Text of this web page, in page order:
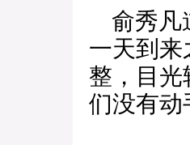
俞秀凡
一天到来
整，目光
们没有动